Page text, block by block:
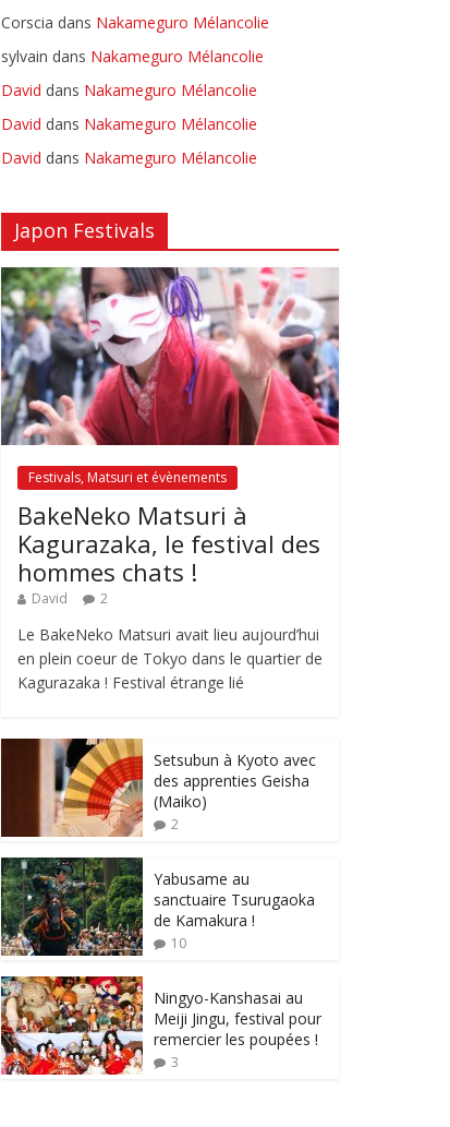
Corscia dans Nakameguro Mélancolie
sylvain dans Nakameguro Mélancolie
David dans Nakameguro Mélancolie
David dans Nakameguro Mélancolie
David dans Nakameguro Mélancolie
Japon Festivals
Festivals, Matsuri et évènements
BakeNeko Matsuri à
Kagurazaka, le festival des
hommes chats !
David 2
Le BakeNeko Matsuri avait lieu aujourd’hui
en plein coeur de Tokyo dans le quartier de
Kagurazaka ! Festival étrange lié
Setsubun à Kyoto avec
des apprenties Geisha
(Maiko)
2
Yabusame au
sanctuaire Tsurugaoka
de Kamakura !
10
Ningyo-Kanshasai au
Meiji Jingu, festival pour
remercier les poupées !
3